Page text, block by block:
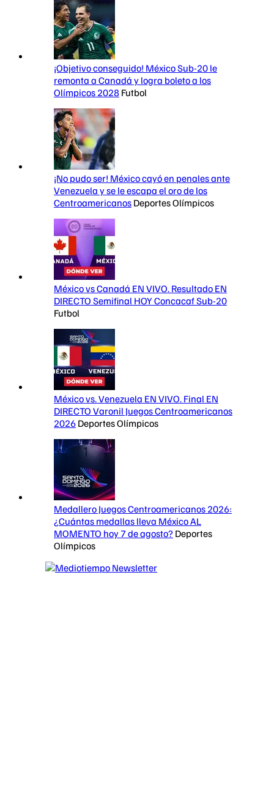
¡Objetivo conseguido! México Sub-20 le
remonta a Canadá y logra boleto a los
Olímpicos 2028 Futbol
¡No pudo ser! México cayó en penales ante
Venezuela y se le escapa el oro de los
Centroamericanos Deportes Olímpicos
México vs Canadá EN VIVO. Resultado EN
DIRECTO Semifinal HOY Concacaf Sub-20
Futbol
México vs. Venezuela EN VIVO. Final EN
DIRECTO Varonil Juegos Centroamericanos
2026 Deportes Olímpicos
Medallero Juegos Centroamericanos 2026:
¿Cuántas medallas lleva México AL
MOMENTO hoy 7 de agosto? Deportes
Olímpicos